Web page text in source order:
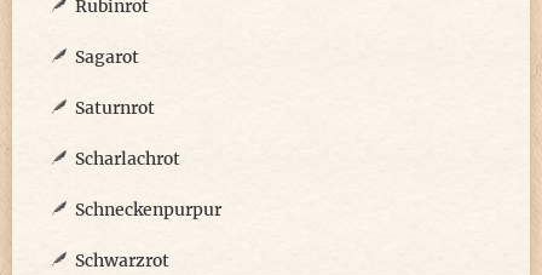
Rubinrot
Sagarot
Saturnrot
Scharlachrot
Schneckenpurpur
Schwarzrot